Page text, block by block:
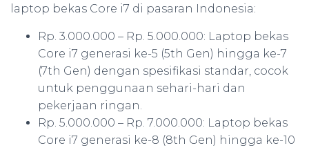
laptop bekas Core i7 di pasaran Indonesia:
Rp. 3.000.000 – Rp. 5.000.000: Laptop bekas
Core i7 generasi ke-5 (5th Gen) hingga ke-7
(7th Gen) dengan spesifikasi standar, cocok
untuk penggunaan sehari-hari dan
pekerjaan ringan.
Rp. 5.000.000 – Rp. 7.000.000: Laptop bekas
Core i7 generasi ke-8 (8th Gen) hingga ke-10